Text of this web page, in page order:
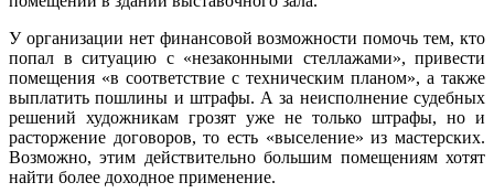
У организации нет финансовой возможности помочь тем, кто
попал в ситуацию с «незаконными стеллажами», привести
помещения «в соответствие с техническим планом», а также
выплатить пошлины и штрафы. А за неисполнение судебных
решений художникам грозят уже не только штрафы, но и
расторжение договоров, то есть «выселение» из мастерских.
Возможно, этим действительно большим помещениям хотят
найти более доходное применение.